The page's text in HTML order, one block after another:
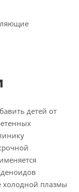
детей от
холодной плазмы